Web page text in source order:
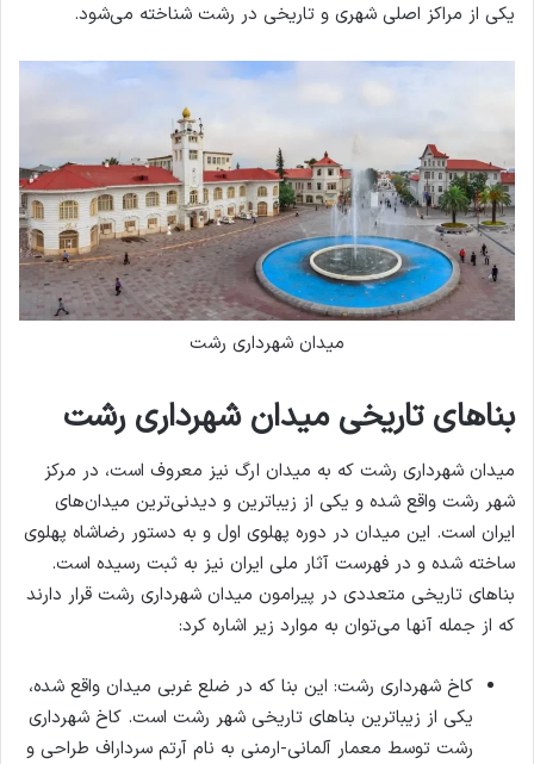
یکی از مراکز اصلی شهری و تاریخی در رشت شناخته می‌شود.
میدان شهرداری رشت
بناهای تاریخی میدان شهرداری رشت
میدان شهرداری رشت که به میدان ارگ نیز معروف است، در مرکز
شهر رشت واقع شده و یکی از زیباترین و دیدنی‌ترین میدان‌های
ایران است. این میدان در دوره پهلوی اول و به دستور رضاشاه پهلوی
ساخته شده و در فهرست آثار ملی ایران نیز به ثبت رسیده است.
بناهای تاریخی متعددی در پیرامون میدان شهرداری رشت قرار دارند
که از جمله آنها می‌توان به موارد زیر اشاره کرد:
کاخ شهرداری رشت: این بنا که در ضلع غربی میدان واقع شده،
یکی از زیباترین بناهای تاریخی شهر رشت است. کاخ شهرداری
رشت توسط معمار آلمانی-ارمنی به نام آرتم سرداراف طراحی و